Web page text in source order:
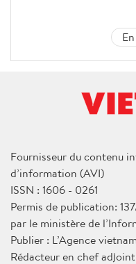
Fournisseur du contenu
d’information (AVI)
ISSN : 1606 - 0261
Permis de publication:
par le ministère de
Publier : L’Agence
Rédacteur en chef